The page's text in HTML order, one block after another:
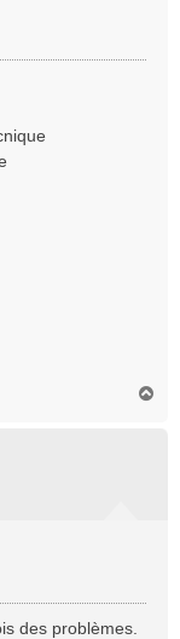
des problèmes.